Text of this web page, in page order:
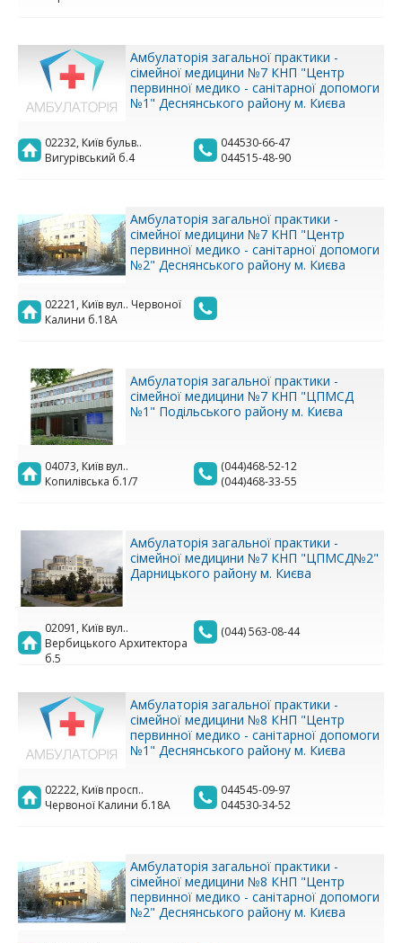
Амбулаторія загальної практики -
сімейної медицини №7 КНП "Центр
первинної медико - санітарної допомоги
№1" Деснянського району м. Києва
02232, Київ бульв..
Вигурівський б.4
044530-66-47
044515-48-90
Амбулаторія загальної практики -
сімейної медицини №7 КНП "Центр
первинної медико - санітарної допомоги
№2" Деснянського району м. Києва
02221, Київ вул.. Червоної
Калини б.18А
Амбулаторія загальної практики -
сімейної медицини №7 КНП "ЦПМСД
№1" Подільського району м. Києва
04073, Київ вул..
Копилівська б.1/7
(044)468-52-12
(044)468-33-55
Амбулаторія загальної практики -
сімейної медицини №7 КНП "ЦПМСД№2"
Дарницького району м. Києва
02091, Київ вул..
Вербицького Архитектора
б.5
(044) 563-08-44
Амбулаторія загальної практики -
сімейної медицини №8 КНП "Центр
первинної медико - санітарної допомоги
№1" Деснянського району м. Києва
02222, Київ просп..
Червоної Калини б.18А
044545-09-97
044530-34-52
Амбулаторія загальної практики -
сімейної медицини №8 КНП "Центр
первинної медико - санітарної допомоги
№2" Деснянського району м. Києва